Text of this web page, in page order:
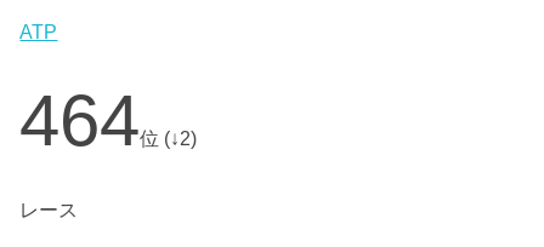
ATP
464位 (↓2)
レース